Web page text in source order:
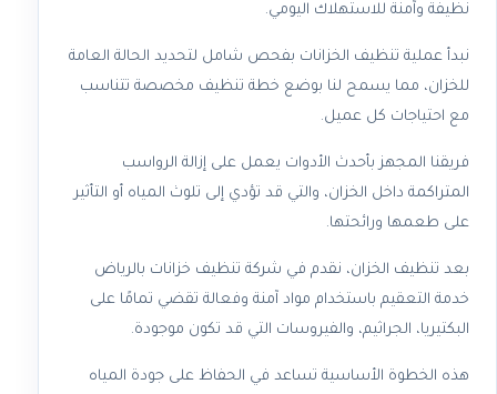
نظيفة وآمنة للاستهلاك اليومي.
نبدأ عملية تنظيف الخزانات بفحص شامل لتحديد الحالة العامة
للخزان، مما يسمح لنا بوضع خطة تنظيف مخصصة تتناسب
مع احتياجات كل عميل.
فريقنا المجهز بأحدث الأدوات يعمل على إزالة الرواسب
المتراكمة داخل الخزان، والتي قد تؤدي إلى تلوث المياه أو التأثير
على طعمها ورائحتها.
بعد تنظيف الخزان، نقدم في شركة تنظيف خزانات بالرياض
خدمة التعقيم باستخدام مواد آمنة وفعالة تقضي تمامًا على
البكتيريا، الجراثيم، والفيروسات التي قد تكون موجودة.
هذه الخطوة الأساسية تساعد في الحفاظ على جودة المياه